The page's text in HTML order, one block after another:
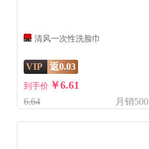
清风一次性洗脸巾
VIP 返0.03
到手价 ￥6.61
6.64 月销500